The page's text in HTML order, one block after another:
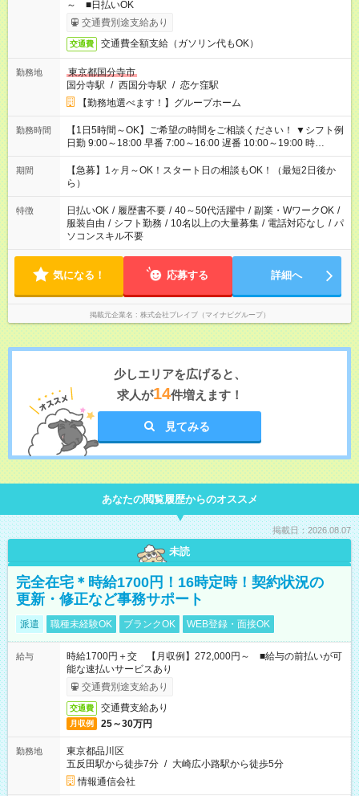
～ ■日払いOK
交通費別途支給あり
交通費 交通費全額支給（ガソリン代もOK）
勤務地
東京都国分寺市
国分寺駅 / 西国分寺駅 / 恋ケ窪駅
【勤務地選べます！】グループホーム
勤務時間
【1日5時間～OK】ご希望の時間をご相談ください！ ▼シフト例
日勤 9:00～18:00 早番 7:00～16:00 遅番 10:00～19:00 時
短 10:00～15:00 上記はあくまで一例です。 「夕方までには帰宅
しておきたい」 「朝はゆっくりのスタートがいい」 「お昼の時
間を有効に使いたい」 など、ご希望があれば教えてください
ね。
期間
【急募】1ヶ月～OK！スタート日の相談もOK！（最短2日後か
ら）
特徴 日払いOK / 履歴書不要 / 40～50代活躍中 / 副業・WワークOK /
服装自由 / シフト勤務 / 10名以上の大量募集 / 電話対応なし / パ
ソコンスキル不要
気になる！ 応募する 詳細へ
掲載元企業名 株式会社ブレイブ（マイナビグループ）
少しエリアを広げると、
求人が14件増えます！
見てみる
あなたの閲覧履歴からのオススメ
掲載日：2026.08.07
未読
完全在宅＊時給1700円！16時定時！契約状況の
更新・修正など事務サポート
派遣 職種未経験OK ブランクOK WEB登録・面接OK
給与
時給1700円＋交 【月収例】272,000円～ ■給与の前払いが可
能な速払いサービスあり
交通費別途支給あり
交通費 交通費支給あり
月収例 25～30万円
勤務地
東京都品川区
五反田駅から徒歩7分 / 大崎広小路駅から徒歩5分
情報通信会社